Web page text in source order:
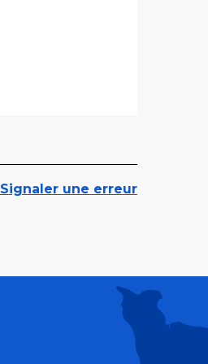
Signaler une erreur